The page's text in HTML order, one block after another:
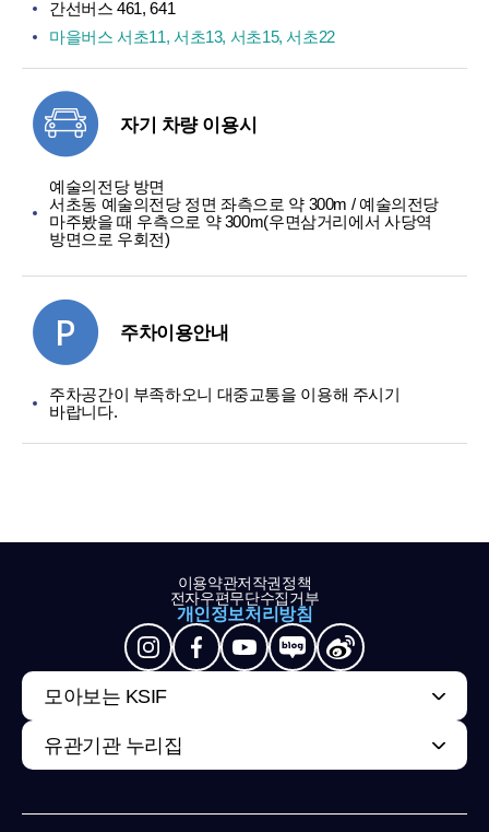
간선버스 461, 641
마을버스 서초11, 서초13, 서초15, 서초22
자기 차량 이용시
예술의전당 방면
서초동 예술의전당 정면 좌측으로 약 300m / 예술의전당
마주봤을 때 우측으로 약 300m(우면삼거리에서 사당역
방면으로 우회전)
주차이용안내
주차공간이 부족하오니 대중교통을 이용해 주시기
바랍니다.
이용약관저작권정책
전자우편무단수집거부
개인정보처리방침
모아보는 KSIF
유관기관 누리집